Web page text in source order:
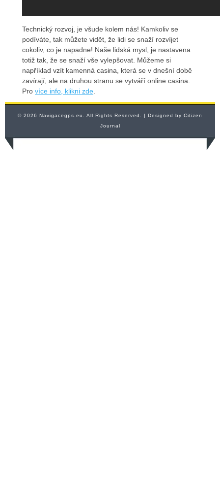
Technický rozvoj, je všude kolem nás! Kamkoliv se
podíváte, tak můžete vidět, že lidi se snaží rozvíjet
cokoliv, co je napadne! Naše lidská mysl, je nastavena
totiž tak, že se snaží vše vylepšovat. Můžeme si
například vzít kamenná casina, která se v dnešní době
zavírají, ale na druhou stranu se vytváří online casina.
Pro více info, klikni zde.
© 2026 Navigacegps.eu. All Rights Reserved. | Designed by Citizen
Journal